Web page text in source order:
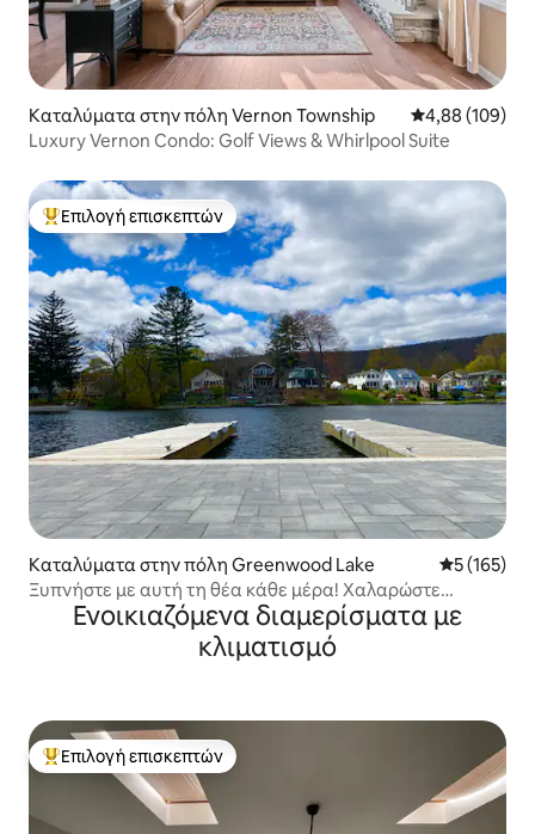
Καταλύματα στην πόλη Vernon Township Μέση
4,88 (109)
Luxury Vernon Condo: Golf Views & Whirlpool Suite
Κορυφαία επιλογή επισκεπτών
Επιλογή επισκεπτών
Καταλύματα στην πόλη Greenwood Lake Μέση
5 (165)
Ξυπνήστε με αυτή τη θέα κάθε μέρα! Χαλαρώστε
μπροστά στη λίμνη!
Ενοικιαζόμενα διαμερίσματα με
κλιματισμό
Κορυφαία επιλογή επισκεπτών
Επιλογή επισκεπτών